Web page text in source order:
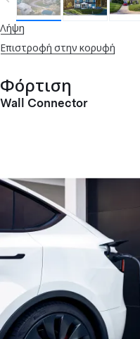
Λήψη
Επιστροφή στην κορυφή
Φόρτιση
Wall Connector